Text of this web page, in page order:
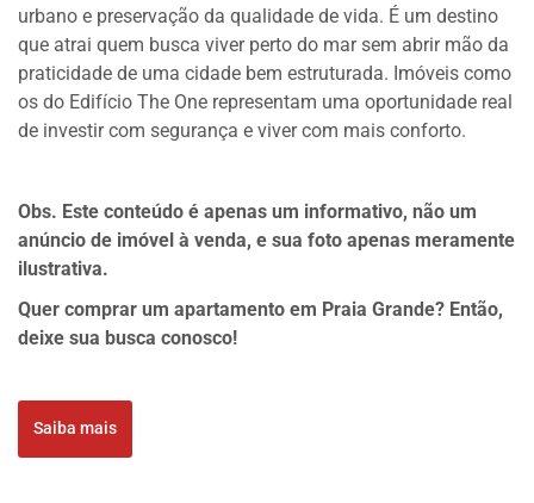
urbano e preservação da qualidade de vida. É um destino
que atrai quem busca viver perto do mar sem abrir mão da
praticidade de uma cidade bem estruturada. Imóveis como
os do Edifício The One representam uma oportunidade real
de investir com segurança e viver com mais conforto.
Obs. Este conteúdo é apenas um informativo, não um
anúncio de imóvel à venda, e sua foto apenas meramente
ilustrativa.
Quer comprar um apartamento em Praia Grande? Então,
deixe sua busca conosco!
Saiba mais